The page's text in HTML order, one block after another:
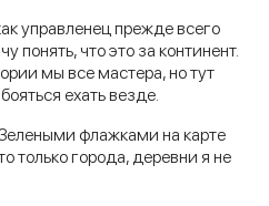
управленец прежде всего
понять, что это за континент.
мы все мастера, но тут
ехать везде.
флажками на карте
только города, деревни я не